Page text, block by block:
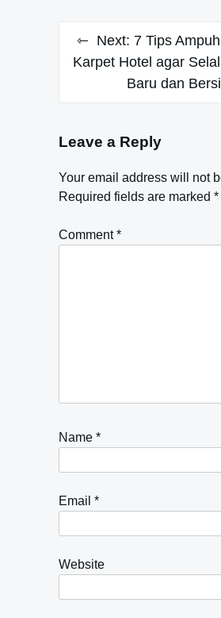
Next: 7 Tips
Karpet Hotel agar
Baru dan
Leave a Reply
Your email address will not
Required fields are marked *
Comment*
Name *
Email *
Website